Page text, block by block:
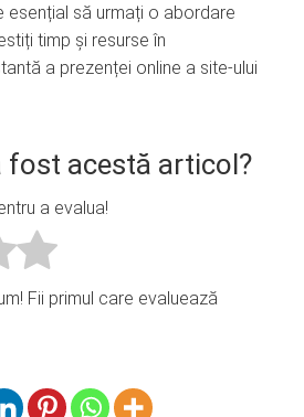
esențial să urmați o abordare
timp și resurse în
a prezenței online a site-ului
fost acestă articol?
a evalua!
Fii primul care evaluează